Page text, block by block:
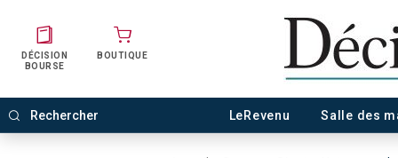
DÉCISION
BOURSE
BOUTIQUE
LeRevenu Salle des